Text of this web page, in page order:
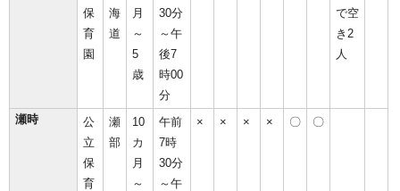
保
育
園
海
道
月
～
5
歳
30分
～午
後7
時00
分
で空
き2
人
瀬時
公
立
保
育
瀬
部
10
カ
月
～
午前
7時
30分
～午
× × × × 〇 〇